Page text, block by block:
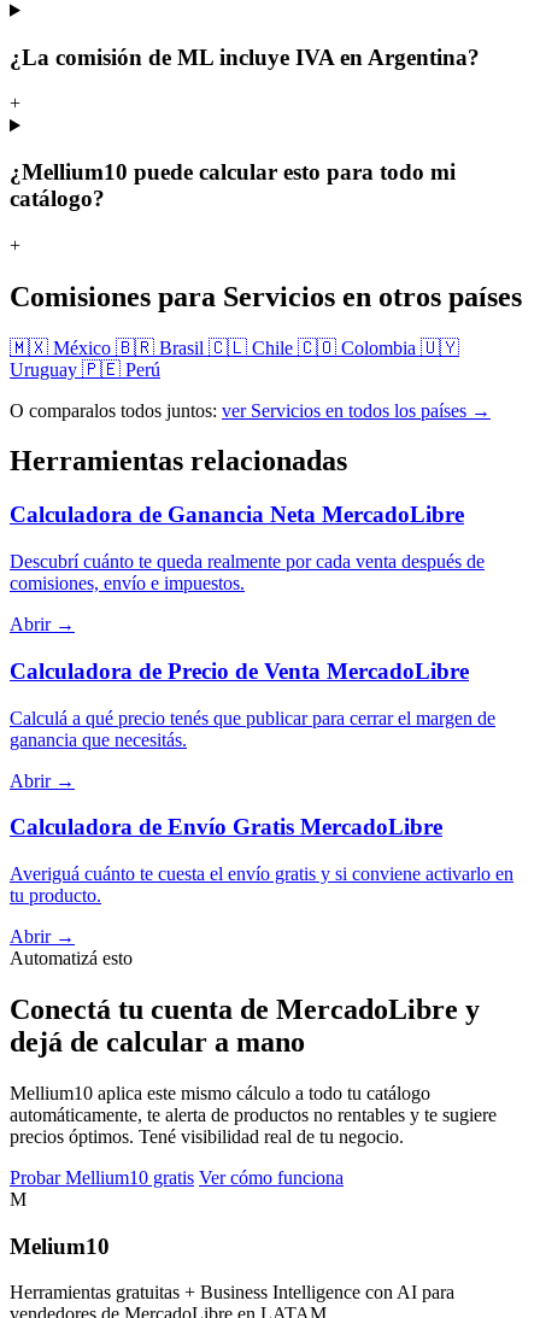
¿La comisión de ML incluye IVA en Argentina?
+
¿Mellium10 puede calcular esto para todo mi
catálogo?
+
Comisiones para Servicios en otros países
🇲🇽 México 🇧🇷 Brasil 🇨🇱 Chile 🇨🇴 Colombia 🇺🇾
Uruguay 🇵🇪 Perú
O comparalos todos juntos: ver Servicios en todos los países →
Herramientas relacionadas
Calculadora de Ganancia Neta MercadoLibre
Descubrí cuánto te queda realmente por cada venta después de
comisiones, envío e impuestos.
Abrir →
Calculadora de Precio de Venta MercadoLibre
Calculá a qué precio tenés que publicar para cerrar el margen de
ganancia que necesitás.
Abrir →
Calculadora de Envío Gratis MercadoLibre
Averiguá cuánto te cuesta el envío gratis y si conviene activarlo en
tu producto.
Abrir →
Automatizá esto
Conectá tu cuenta de MercadoLibre y
dejá de calcular a mano
Mellium10 aplica este mismo cálculo a todo tu catálogo
automáticamente, te alerta de productos no rentables y te sugiere
precios óptimos. Tené visibilidad real de tu negocio.
Probar Mellium10 gratis Ver cómo funciona
M
Melium10
Herramientas gratuitas + Business Intelligence con AI para